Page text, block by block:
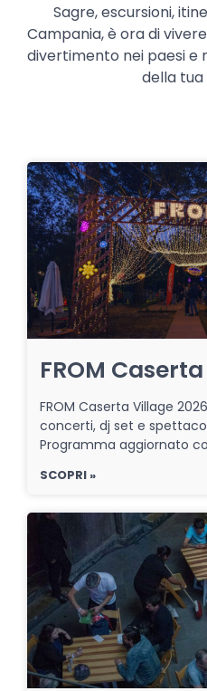
Sagre, escursioni,
Campania, è ora di
divertimento nei paesi e
della tua
FROM
FROM Caserta Village
concerti, dj set e
Programma aggiornato
SCOPRI »